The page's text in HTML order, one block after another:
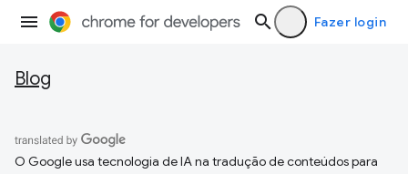
Fazer login
Blog
O Google usa tecnologia de IA na tradução de conteúdos para